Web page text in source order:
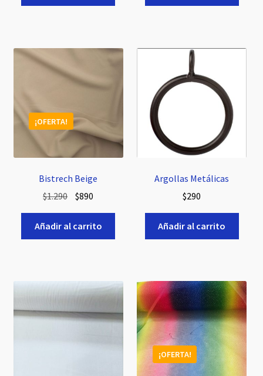
era:
es:
Bistrech Beige
¡OFERTA!
$1.290 El
precio
original
era:
$890
precio
actual
es:
Añadir al carrito
Argollas Metálicas
$290
Añadir al carrito
¡OFERTA!